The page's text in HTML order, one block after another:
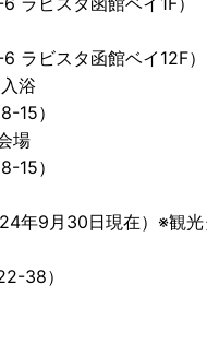
ラビスタ函館ベイ12F）
浴
15）
場
15）
年9月30日現在）※観光
38）